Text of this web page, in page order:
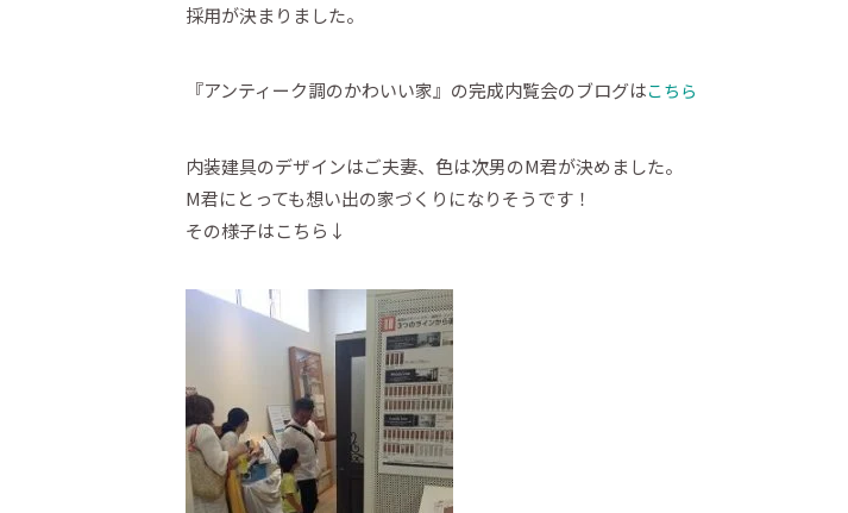
採用が決まりました。
『アンティーク調のかわいい家』の完成内覧会のブログはこちら
内装建具のデザインはご夫妻、色は次男のM君が決めました。
M君にとっても想い出の家づくりになりそうです！
その様子はこちら↓